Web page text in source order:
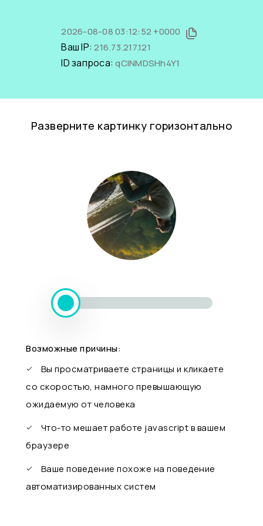
2026-08-08 03:12:52 +0000
Ваш IP:216.73.217.121
ID запроса:qCINMDSHh4Y1
Разверните картинку горизонтально
Возможные причины:
Вы просматриваете страницы и кликаете
со скоростью, намного превышающую
ожидаемую от человека
Что-то мешает работе javascript в вашем
браузере
Ваше поведение похоже на поведение
автоматизированных систем